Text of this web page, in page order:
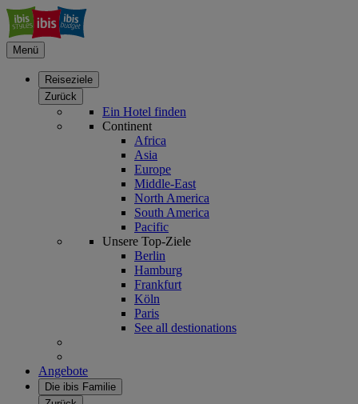
Menü
Reiseziele
Zurück
Ein Hotel finden
Continent
Africa
Asia
Europe
Middle-East
North America
South America
Pacific
Unsere Top-Ziele
Berlin
Hamburg
Frankfurt
Köln
Paris
See all destionations
Angebote
Die ibis Familie